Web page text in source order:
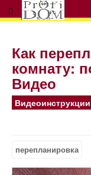
Как
комнату:
Видео
Видеоинструкции
перепланировка